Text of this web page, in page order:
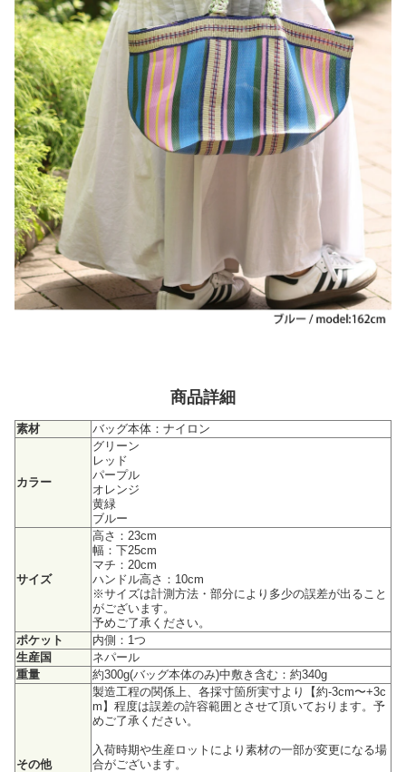
商品詳細
素材 バッグ本体：ナイロン
カラー
グリーン
レッド
パープル
オレンジ
黄緑
ブルー
サイズ
高さ：23cm
幅：下25cm
マチ：20cm
ハンドル高さ：10cm
※サイズは計測方法・部分により多少の誤差が出ること
がございます。
予めご了承ください。
ポケット
内側：1つ
生産国
ネパール
重量
約300g(バッグ本体のみ)中敷き含む：約340g
その他
製造工程の関係上、各採寸箇所実寸より【約-3cm〜+3c
m】程度は誤差の許容範囲とさせて頂いております。予
めご了承ください。
入荷時期や生産ロットにより素材の一部が変更になる場
合がございます。